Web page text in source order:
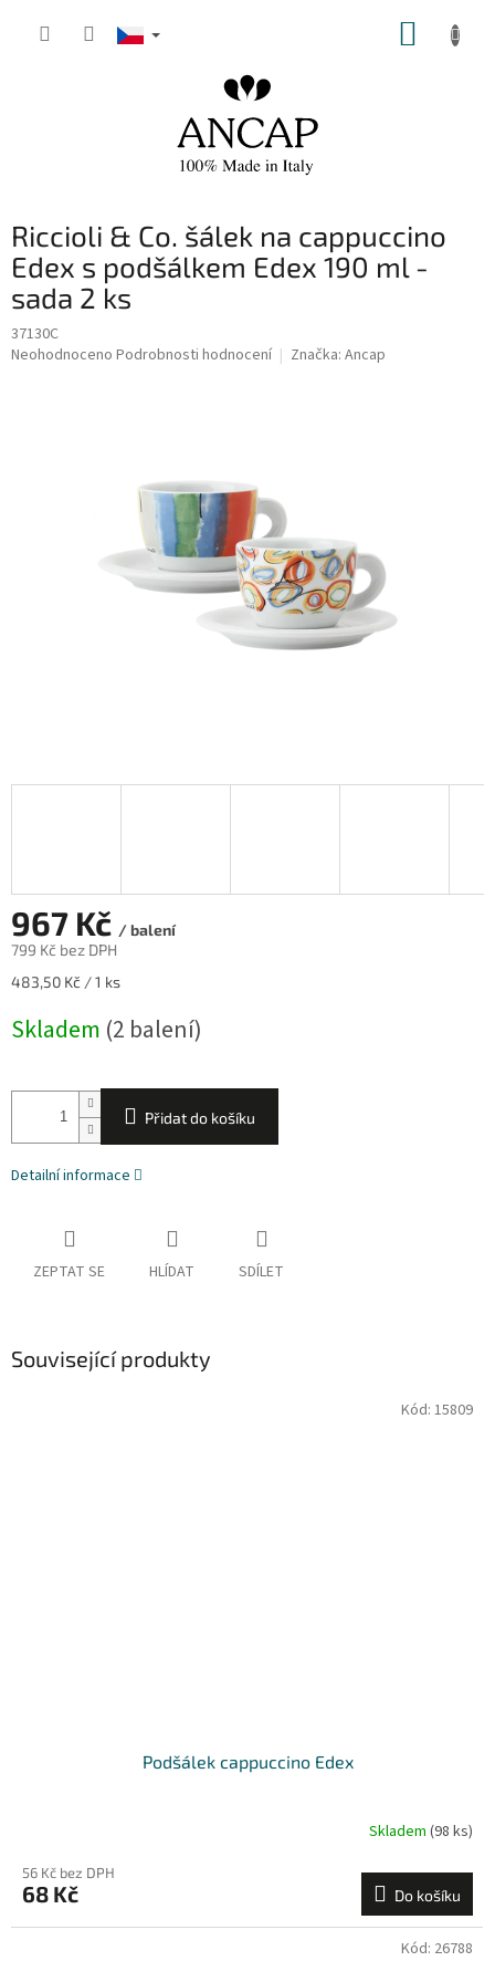
Riccioli & Co. šálek na cappuccino
Edex s podšálkem Edex 190 ml -
sada 2 ks
37130C
Průměrné
Neohodnoceno Podrobnosti hodnocení Značka: Ancap
967 Kč / balení
799 Kč bez DPH
Měrná
483,50 Kč / 1 ks
Skladem (2 balení)
Přidat do košíku
Detailní informace
ZEPTAT SE HLÍDAT SDÍLET
Související produkty
Podšálek cappuccino Edex
Skladem (98 ks)
56 Kč bez DPH
68 Kč Do košíku
Kód: 15809
Kód: 26788